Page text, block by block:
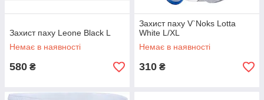
Захист паху Leone Black L
Немає в наявності
580 ₴
Захист паху V`Noks Lotta
White L/XL
Немає в наявності
310 ₴